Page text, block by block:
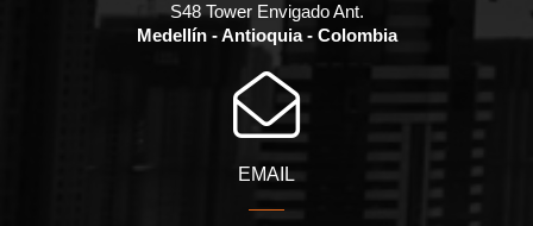
S48 Tower Envigado Ant.
Medellín - Antioquia - Colombia
EMAIL